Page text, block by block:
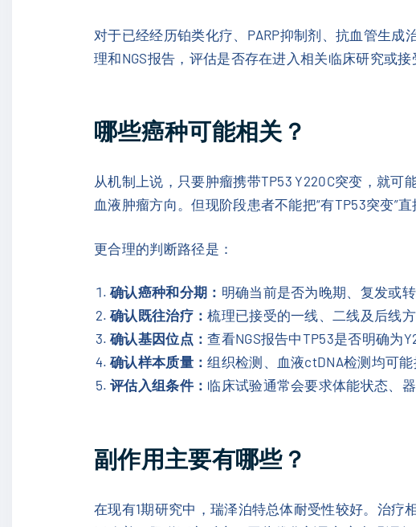
对于已经经历铂类化疗、PARP抑制剂、抗血管生
理和NGS报告，评估是否存在进入相关临床研究或接
哪些癌种可能相关？
从机制上说，只要肿瘤携带TP53 Y220C突变，就
血液肿瘤方向。但现阶段患者不能把“有TP53突变”直
更合理的判断路径是：
确认癌种和分期： 明确当前是否为晚期、复发或转
确认既往治疗：梳理已接受的一线、二线及后线
确认基因位点：查看NGS报告中TP53是否明确为
确认样本质量：组织检测、血液ctDNA检测均可
评估入组条件： 临床试验通常会要求体能状态、
副作用主要有哪些？
在现有1期研究中，瑞泽泊特总体耐受性较好。治